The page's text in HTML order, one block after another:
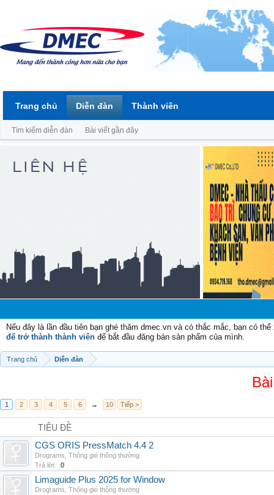
Nếu đây là lần đầu tiên bạn ghé thăm dmec.vn và có thắc mắc, bạn có
để trở thành thành viên để bắt đầu đăng bán sản phẩm của mình.
Trang chủ Diễn đàn
1 2 3 4 5 6 → 10 Tiếp >
TIÊU ĐỀ
CGS ORIS PressMatch 4.4 2
Drograms Thông gió thông thường
Trả lời:
0
Limaguide Plus 2025 for Window
Drograms Thông gió thông thường
Trang chủ Diễn đàn
Tìm kiếm diễn đàn Bài viết gần đây
Thành viên